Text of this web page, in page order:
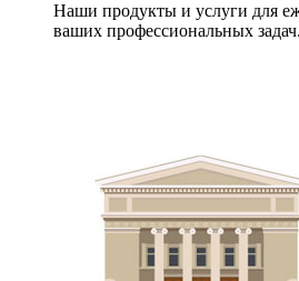
Наши продукты и услуги для
ваших профессиональных задач.